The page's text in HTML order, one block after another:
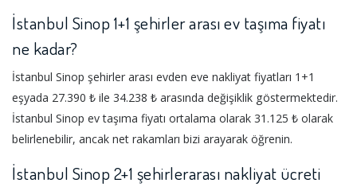
İstanbul Sinop 1+1 şehirler arası ev taşıma fiyatı
ne kadar?
İstanbul Sinop şehirler arası evden eve nakliyat fiyatları 1+1
eşyada 27.390 ₺ ile 34.238 ₺ arasında değişiklik göstermektedir.
İstanbul Sinop ev taşıma fiyatı ortalama olarak 31.125 ₺ olarak
belirlenebilir, ancak net rakamları bizi arayarak öğrenin.
İstanbul Sinop 2+1 şehirlerarası nakliyat ücreti